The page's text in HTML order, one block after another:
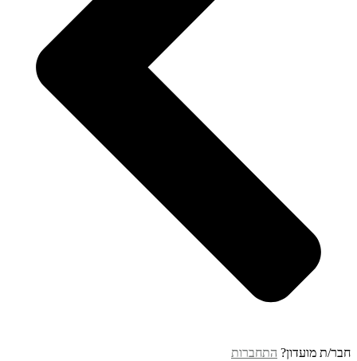
חבר/ת מועדון? התחברות